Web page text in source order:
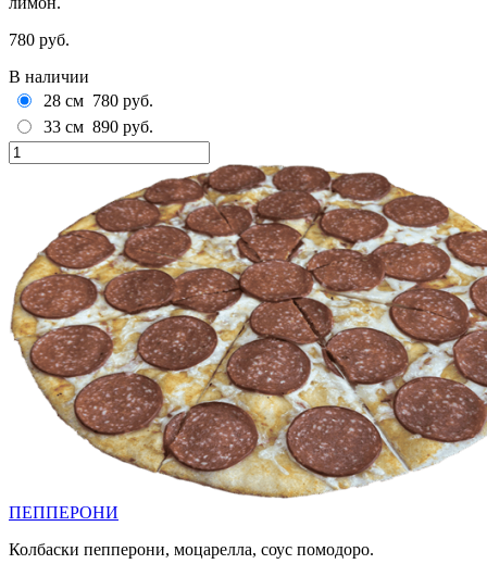
780 руб.
В наличии
28 см 780 руб.
33 см 890 руб.
ПЕППЕРОНИ
Колбаски пепперони, моцарелла, соус помодоро.